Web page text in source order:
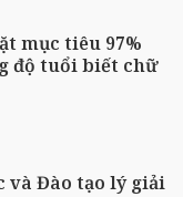
mục tiêu 97%
độ tuổi biết chữ
và Đào tạo lý giải